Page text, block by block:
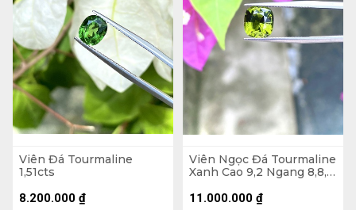
Viên Đá Tourmaline
1,51cts
8.200.000 ₫
Viên Ngọc Đá Tourmaline
Xanh Cao 9,2 Ngang 8,8,
11.000.000 ₫